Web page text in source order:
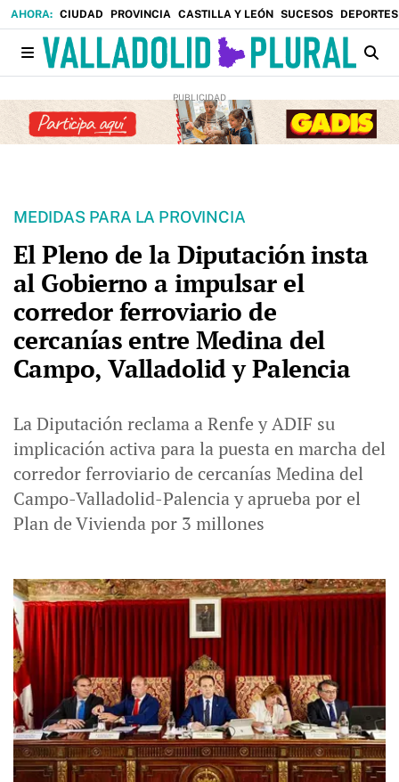
CIUDAD PROVINCIA CASTILLA Y LEÓN SUCESOS DEPORTES
MEDIDAS PARA LA PROVINCIA
El Pleno de la Diputación insta
al Gobierno a impulsar el
corredor ferroviario de
cercanías entre Medina del
Campo, Valladolid y Palencia
La Diputación reclama a Renfe y ADIF su
implicación activa para la puesta en marcha del
corredor ferroviario de cercanías Medina del
Campo-Valladolid-Palencia y aprueba por el
Plan de Vivienda por 3 millones